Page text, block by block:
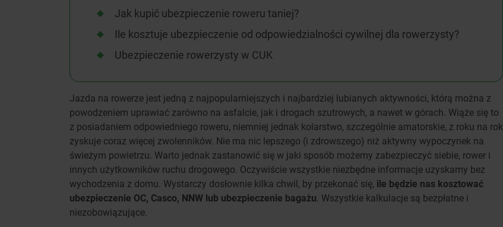
Jak kupić ubezpieczenie roweru taniej?
Ile kosztuje ubezpieczenie od odpowiedzialności cywilnej dla rowerzysty?
Ubezpieczenie rowerzysty w CUK
Jazda na rowerze jest jedną z najpopularniejszych i najbardziej lubianych aktywności, którą można z
powodzeniem uprawiać zarówno na asfalcie, jak i drogach szutrowych, a nawet w górach. Wiąże się to
z posiadaniem odpowiedniego roweru, niemniej jednak kolarstwo, szczególnie amatorskie, z roku na rok
zyskuje coraz więcej zwolenników. Nie ma nic lepszego (i zdrowszego) niż aktywny wypoczynek na
świeżym powietrzu. Warto jednak zastanowić się w jaki sposób możemy zabezpieczyć siebie, rower i
innych użytkowników ruchu drogowego. Oczywiście wszystkie niezbędne informacje uzyskamy bez
wychodzenia z domu. Wystarczy dosłownie kilka chwil, by przekonać się, ile będzie nas kosztować
ubezpieczenie OC, Casco, NNW lub ubezpieczenie bagażu . Wszystkie kalkulacje są bezpłatne i
niezobowiązujące.